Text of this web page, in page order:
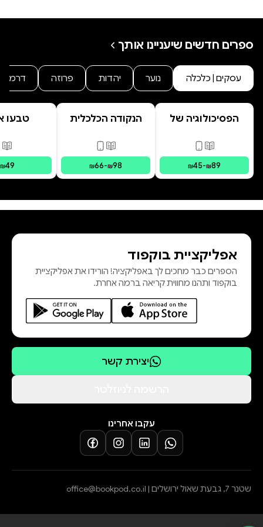
ספרים חדשים שיעניינו אותך
עסקים | כלכלה נוער יהדות פרוזה דרמה
הפסיכולוגיה של
פורמטים זמינים
מודפס, דיגיטלי
₪45-₪89
הנקודה הכלכלית
פורמטים זמינים מודפס,
₪66-₪98
טבעו
₪49
אפליקציית בוקפוד
הספרים כבר מחכים לך באפליקציה! הורידו את אפליקציית
בוקפוד ותהנו מחווית קריאה ברמה אחרת.
יצירת קשר
עקבו אחרינו
שטנר 7, גבעת שאול ירושלים | office@bookpod.co.il